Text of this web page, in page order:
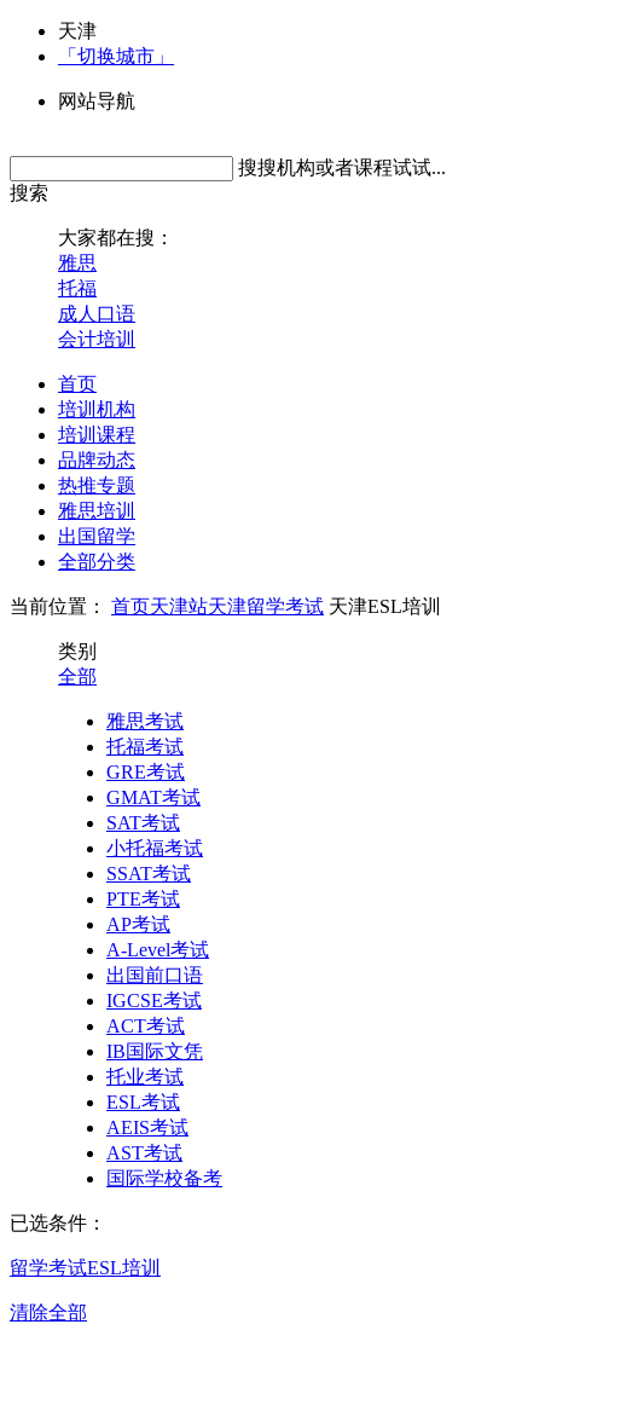
天津
「切换城市」
网站导航
搜搜机构或者课程试试...
搜索
大家都在搜：
雅思
托福
成人口语
会计培训
首页
培训机构
培训课程
品牌动态
热推专题
雅思培训
出国留学
全部分类
当前位置： 首页天津站天津留学考试 天津ESL培训
类别
全部
雅思考试
托福考试
GRE考试
GMAT考试
SAT考试
小托福考试
SSAT考试
PTE考试
AP考试
A-Level考试
出国前口语
IGCSE考试
ACT考试
IB国际文凭
托业考试
ESL考试
AEIS考试
AST考试
国际学校备考
已选条件：
留学考试ESL培训
清除全部